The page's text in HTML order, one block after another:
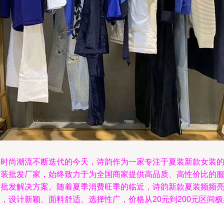
尚潮流不断迭代的今天，诗韵作为一家专注于夏装新款女装的
批发厂家，始终致力于为全国商家提供高品质、高性价比的服
发解决方案。随着夏季消费旺季的临近，诗韵新款夏装频频亮
设计新颖、面料舒适、选择性广，价格从20元到200元区间